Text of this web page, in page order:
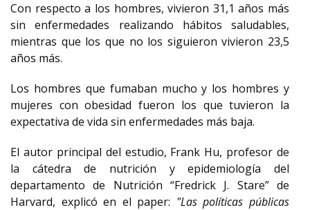
Con respecto a los hombres, vivieron 31,1 años más
sin enfermedades realizando hábitos saludables,
mientras que los que no los siguieron vivieron 23,5
años más.
Los hombres que fumaban mucho y los hombres y
mujeres con obesidad fueron los que tuvieron la
expectativa de vida sin enfermedades más baja.
El autor principal del estudio, Frank Hu, profesor de
la cátedra de nutrición y epidemiología del
departamento de Nutrición “Fredrick J. Stare” de
Harvard, explicó en el paper: "Las políticas públicas